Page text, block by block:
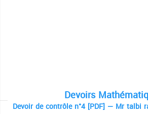
Devoirs
Devoir de contrôle n°4 [PDF] — Mr talbi